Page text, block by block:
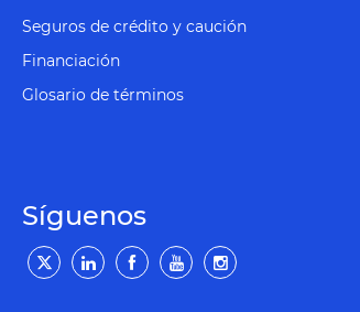
Seguros de crédito y caución
Financiación
Glosario de términos
Síguenos